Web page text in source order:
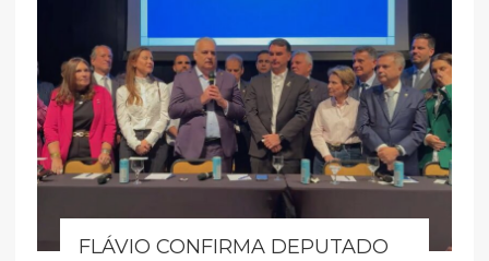
FLÁVIO CONFIRMA DEPUTADO